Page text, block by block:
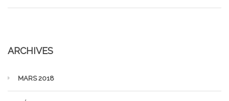
ARCHIVES
MARS 2018